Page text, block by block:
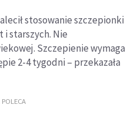
stosowanie szczepionki
i starszych. Nie
Szczepienie wymaga
2-4 tygodni – przekazała